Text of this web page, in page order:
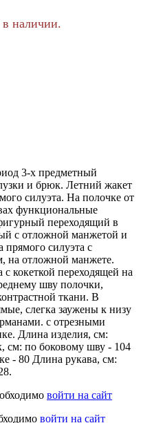
наличии.
3-х предметный
и брюк. Летний жакет
силуэта. На полочке от
функциональные
переходящий в
с отложной манжетой и
прямого силуэта с
на отложной манжете.
кокеткой переходящей на
шву полочки,
ткани. В
слегка заужены к низу
с отрезными
Длина изделия, см:
см: по боковому шву - 104
- 80 Длина рукава, см:
войти на сайт
войти на сайт